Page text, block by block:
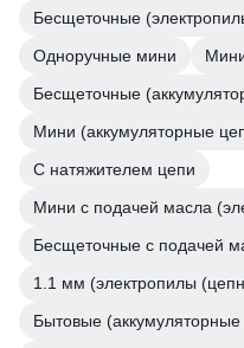
Бесщеточные
Одноручные мини
Бесщеточные
Мини (аккумуляторные
С натяжителем цепи
Мини с подачей масла
Бесщеточные с подачей
1.1 мм (электропилы
Бытовые